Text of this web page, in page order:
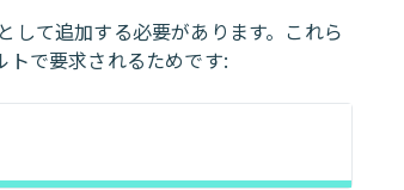
て追加する必要があります。これら
で要求されるためです: